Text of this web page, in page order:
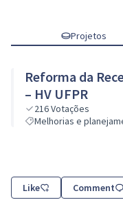
Projetos
Reforma da
– HV UFPR
216Votações
Melhorias e
Like Comment